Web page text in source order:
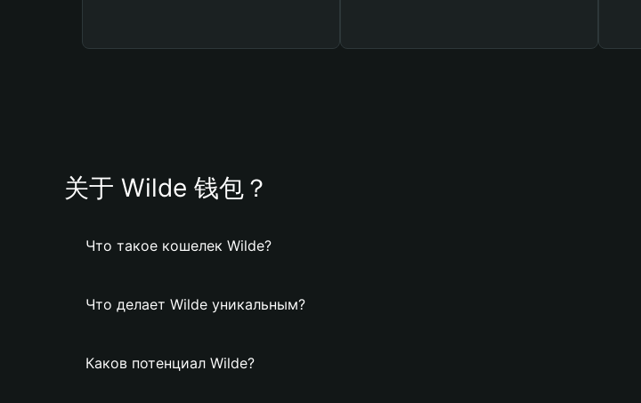
关于 Wilde 钱包？
Что такое кошелек Wilde?
Что делает Wilde уникальным?
Каков потенциал Wilde?